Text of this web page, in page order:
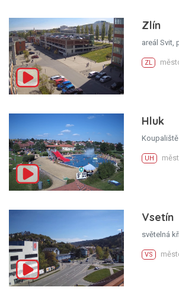
Zlín
areál Svit,
ZL
Hluk
UH
Vsetín
světelná
VS